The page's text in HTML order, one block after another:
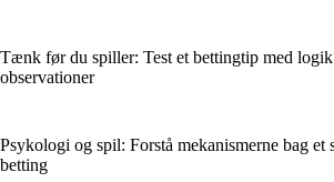
Tænk før du spiller: Test et bettingtip med
observationer
Psykologi og spil: Forstå mekanismerne bag et
betting